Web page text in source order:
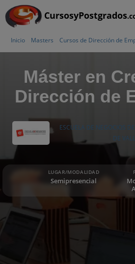
CursosyPostgrados
Inicio Masters Cursos de Dirección de
Máster en
Dirección de
ESCUELA DE NEGOCIOS
DE
LUGAR/MODALIDAD
Semipresencial